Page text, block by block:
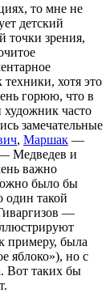
то мне не
детский
точки зрения,
техники, хотя это
горюю, что в
художник часто
замечательные
, Маршак —
Медведев и
важно
было бы
один такой
—
примеру, была
яблоко»), но с
Вот таких бы